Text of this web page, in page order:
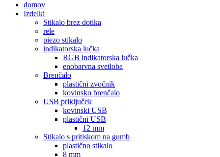
domov
Izdelki
Stikalo brez dotika
rele
piezo stikalo
indikatorska lučka
RGB indikatorska lučka
enobarvna svetloba
Brenčalo
plastični zvočnik
kovinsko brenčalo
USB priključek
kovinski USB
plastični USB
12 mm
Stikalo s pritiskom na gumb
plastično stikalo
8 mm